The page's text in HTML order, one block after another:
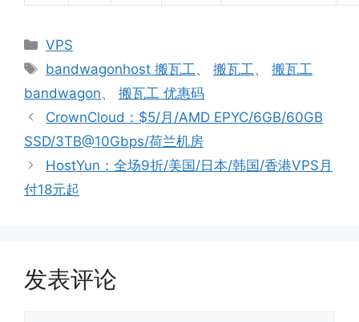
分
类
VPS
标
签
bandwagonhost 搬瓦工 、搬瓦工 、搬瓦工
bandwagon、 搬瓦工 优惠码
CrownCloud：$5/月/AMD EPYC/6GB/60GB
SSD/3TB@10Gbps/荷兰机房
HostYun：全场9折/美国/日本/韩国/香港VPS月
付18元起
发表评论